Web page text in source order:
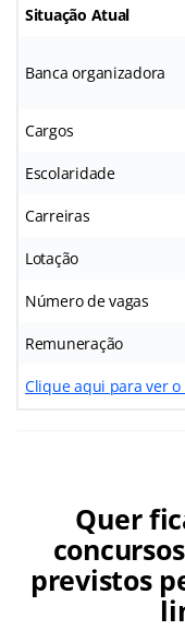
Situação Atual
Banca organizadora
Cargos
Escolaridade
Carreiras
Lotação
Número de vagas
Remuneração
Clique aqui para ver
Quer
previstos